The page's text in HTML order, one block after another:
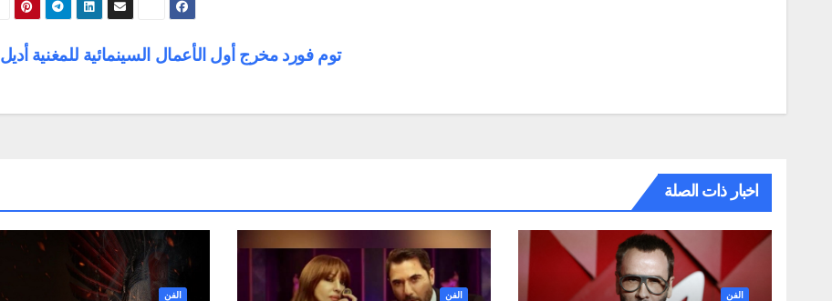
توم فورد مخرج أول الأعمال السينمائية للمغنية أديل
اخبار ذات الصلة
الفن الفن الفن